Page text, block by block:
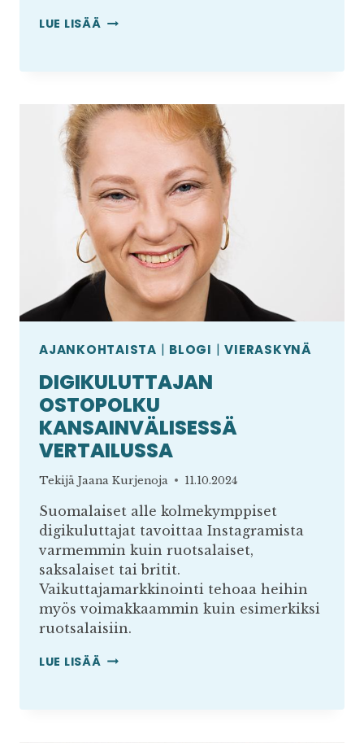
LUE LISÄÄ MOBIILIOSTAMINEN
AJANKOHTAISTA | BLOGI |VIERASKYNÄ
DIGIKULUTTAJAN
OSTOPOLKU
KANSAINVÄLISESSÄ
VERTAILUSSA
Tekijä Jaana Kurjenoja 11.10.2024
Suomalaiset alle kolmekymppiset
digikuluttajat tavoittaa Instagramista
varmemmin kuin ruotsalaiset,
saksalaiset tai britit.
Vaikuttajamarkkinointi tehoaa heihin
myös voimakkaammin kuin esimerkiksi
ruotsalaisiin.
LUE LISÄÄ DIGIKULUTTAJAN